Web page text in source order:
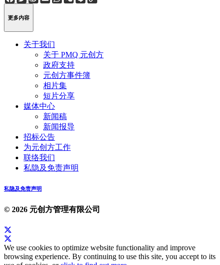
Weibo
更多内容
关于我们
关于 PMQ 元创方
政府支持
元创方事件簿
相片集
短片分享
媒体中心
新闻稿
新闻报导
招标公告
为元创方工作
联络我们
私隐及免责声明
私隐及免责声明
© 2026 元创方管理有限公司
We use cookies to optimize website functionality and improve
browsing experience. By continuing to use this site, you accept to its